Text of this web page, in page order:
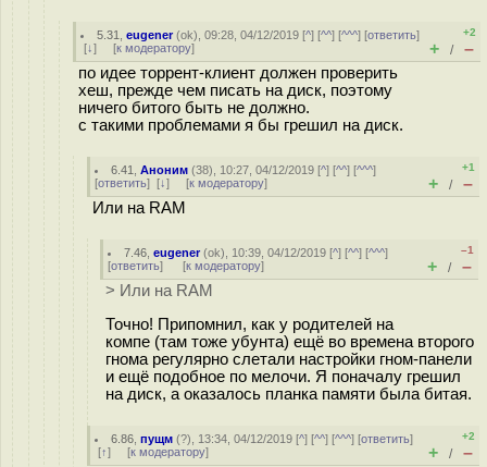
5.31 ,eugener(ok), 09:28, 04/12/2019 [^] [^^] [^^^] [ответить]
[↓] [к модератору]
+2
+ / –
по идее торрент-клиент должен проверить
хеш, прежде чем писать на диск, поэтому
ничего битого быть не должно.
с такими проблемами я бы грешил на диск.
6.41 ,Аноним (38), 10:27, 04/12/2019 [^] [^^] [^^^]
[ответить] [↓] [к модератору]
+1
+ / –
Или на RAM
7.46 ,eugener(ok), 10:39, 04/12/2019 [^] [^^] [^^^]
[ответить] [к модератору]
–1
+ / –
> Или на RAM
Точно! Припомнил, как у родителей на
компе (там тоже убунта) ещё во времена второго
гнома регулярно слетали настройки гном-панели
и ещё подобное по мелочи. Я поначалу грешил
на диск, а оказалось планка памяти была битая.
6.86 ,пущм (?), 13:34, 04/12/2019 [^] [^^] [^^^] [ответить]
[↑] [к модератору]
+2
+ / –